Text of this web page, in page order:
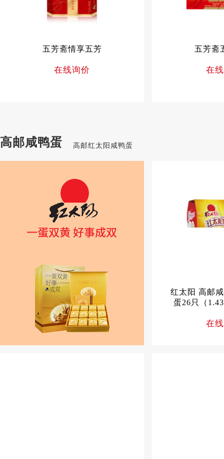
五芳斋情享五芳
在线询价
五芳斋
在
高邮咸鸭蛋 高邮红太阳咸鸭蛋
红太阳 高邮
蛋26只（
在